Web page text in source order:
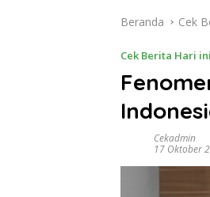
Beranda Cek
Cek Berita Hari ini
Cekadmin
17 Oktober